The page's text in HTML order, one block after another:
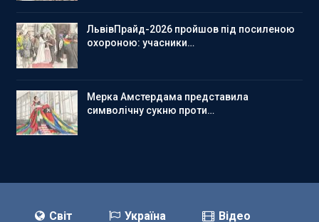
ЛьвівПрайд-2026 пройшов під посиленою
охороною: учасники…
Мерка Амстердама представила
символічну сукню проти…
Світ Україна Відео